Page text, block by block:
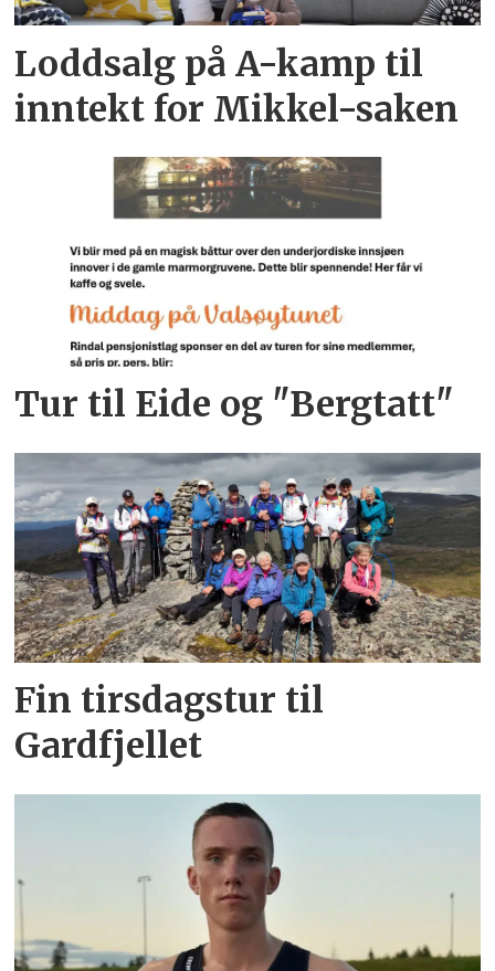
Loddsalg på A-kamp til
inntekt for Mikkel-saken
Tur til Eide og "Bergtatt"
Fin tirsdagstur til
Gardfjellet